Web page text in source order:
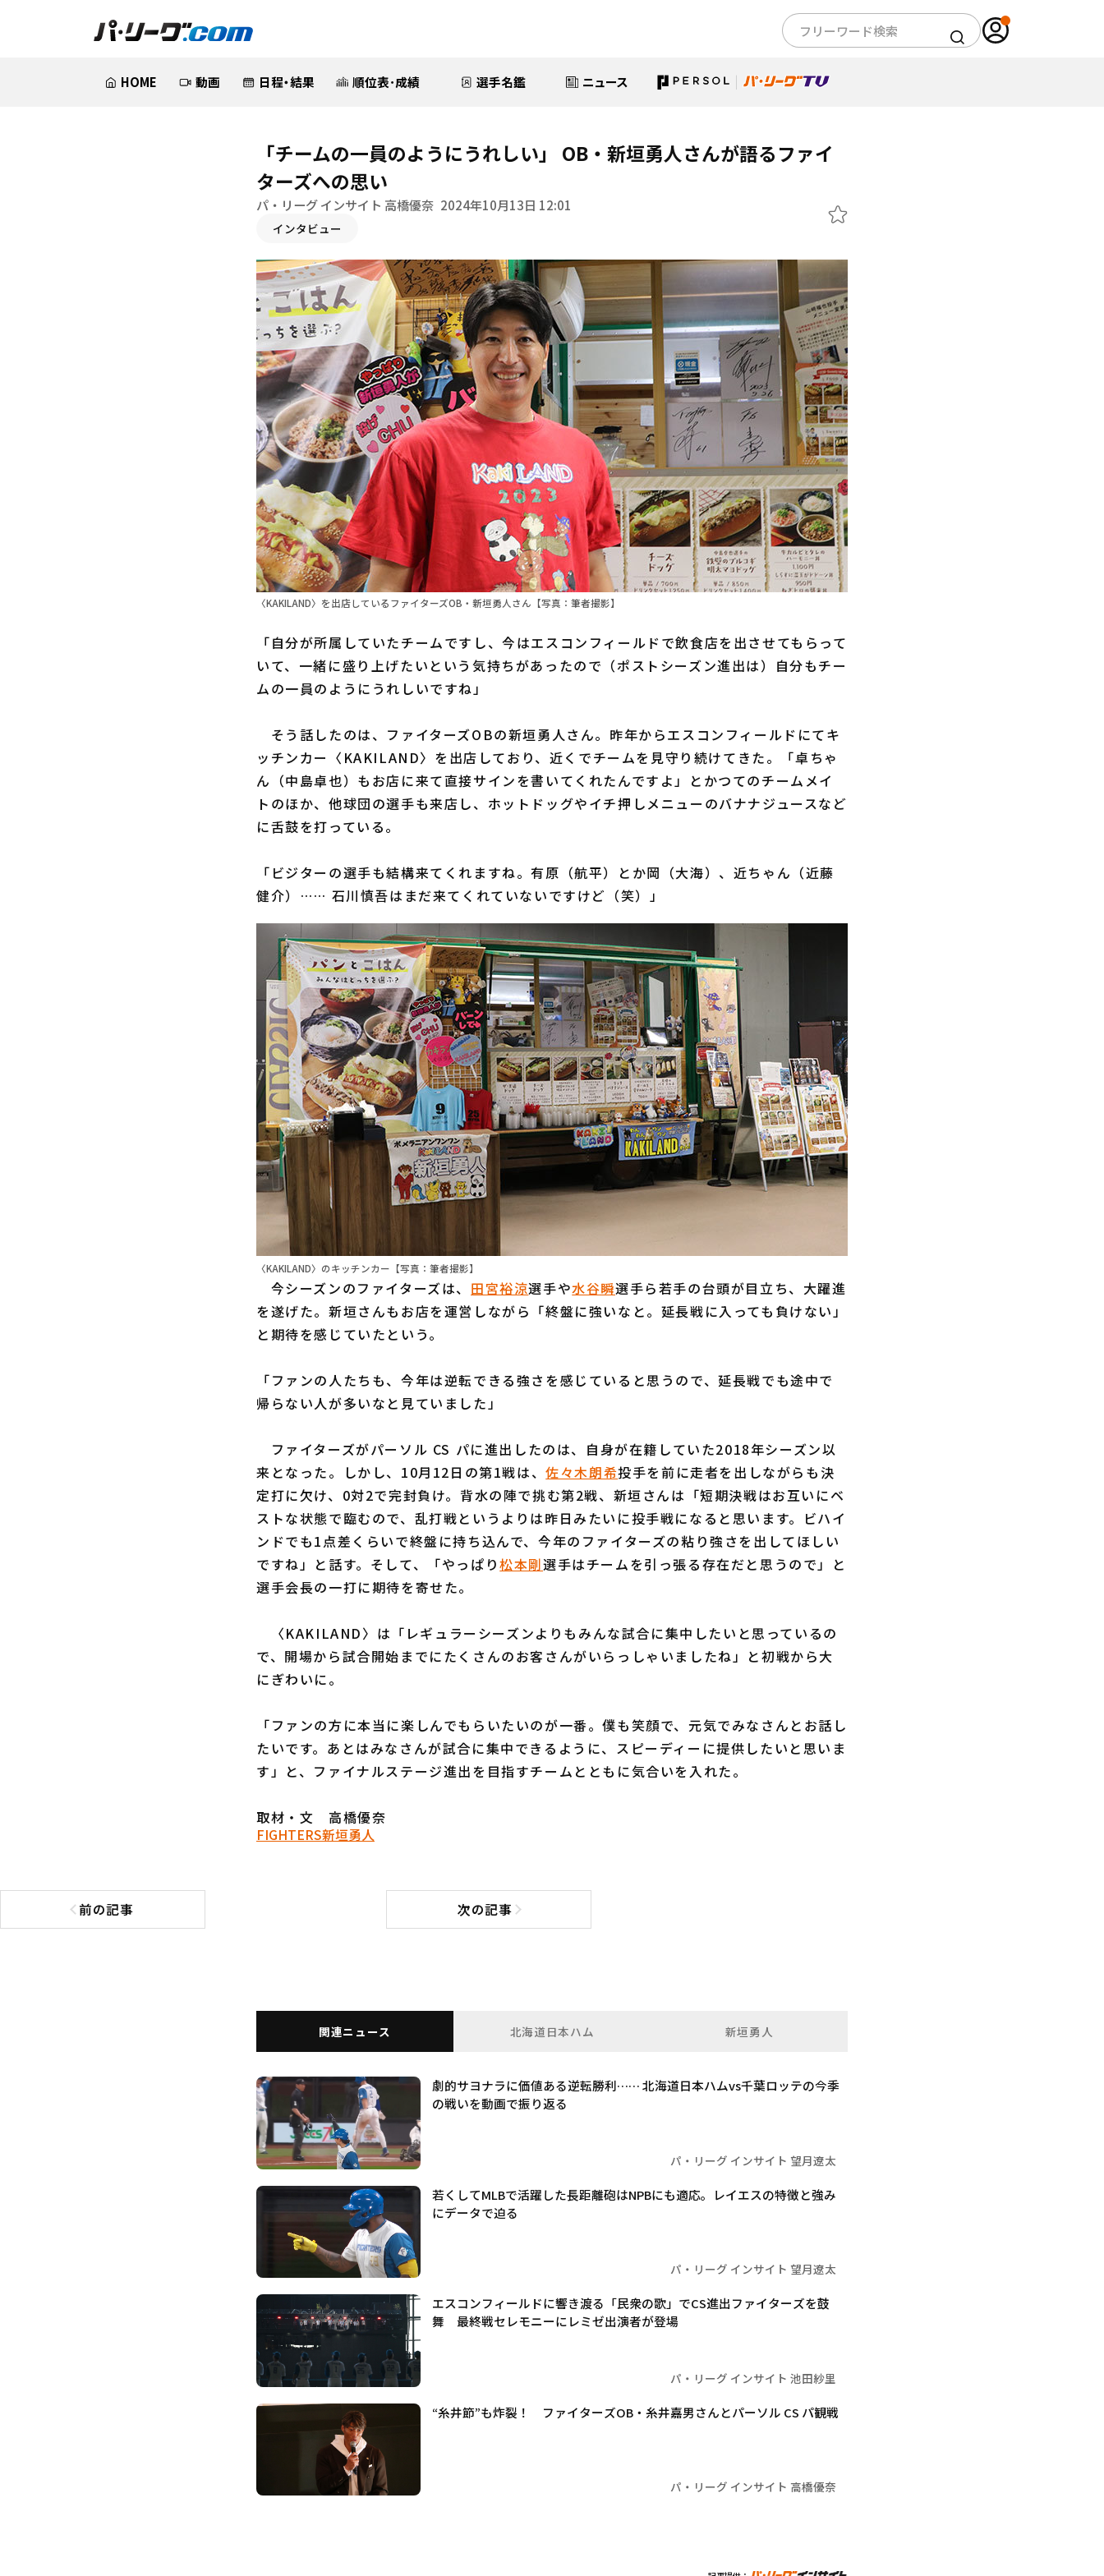
HOME 動画 日程・結果 順位表･成績 選手名鑑 ニュース
「チームの一員のようにうれしい」 OB・新垣勇人さんが語るファイ
ターズへの思い
パ・リーグ インサイト 高橋優奈 2024年10月13日 12:01
インタビュー
〈KAKILAND〉を出店しているファイターズOB・新垣勇人さん【写真：筆者撮影】
「自分が所属していたチームですし、今はエスコンフィールドで飲食店を出させてもらって
いて、一緒に盛り上げたいという気持ちがあったので（ポストシーズン進出は）自分もチー
ムの一員のようにうれしいですね」
そう話したのは、ファイターズOBの新垣勇人さん。昨年からエスコンフィールドにてキ
ッチンカー〈KAKILAND〉を出店しており、近くでチームを見守り続けてきた。「卓ちゃ
ん（中島卓也）もお店に来て直接サインを書いてくれたんですよ」とかつてのチームメイ
トのほか、他球団の選手も来店し、ホットドッグやイチ押しメニューのバナナジュースなど
に舌鼓を打っている。
「ビジターの選手も結構来てくれますね。有原（航平）とか岡（大海）、近ちゃん（近藤
健介）…… 石川慎吾はまだ来てくれていないですけど（笑）」
〈KAKILAND〉のキッチンカー【写真：筆者撮影】
今シーズンのファイターズは、 田宮裕涼選手や水谷瞬選手ら若手の台頭が目立ち、大躍進
を遂げた。新垣さんもお店を運営しながら「終盤に強いなと。延長戦に入っても負けない」
と期待を感じていたという。
「ファンの人たちも、今年は逆転できる強さを感じていると思うので、延長戦でも途中で
帰らない人が多いなと見ていました」
ファイターズがパーソル CS パに進出したのは、自身が在籍していた2018年シーズン以
来となった。しかし、10月12日の第1戦は、佐々木朗希投手を前に走者を出しながらも決
定打に欠け、0対2で完封負け。背水の陣で挑む第2戦、新垣さんは「短期決戦はお互いにベ
ストな状態で臨むので、乱打戦というよりは昨日みたいに投手戦になると思います。ビハイ
ンドでも1点差くらいで終盤に持ち込んで、今年のファイターズの粘り強さを出してほしい
ですね」と話す。そして、「やっぱり松本剛選手はチームを引っ張る存在だと思うので」と
選手会長の一打に期待を寄せた。
〈KAKILAND〉は「レギュラーシーズンよりもみんな試合に集中したいと思っているの
で、開場から試合開始までにたくさんのお客さんがいらっしゃいましたね」と初戦から大
にぎわいに。
「ファンの方に本当に楽しんでもらいたいのが一番。僕も笑顔で、元気でみなさんとお話し
たいです。あとはみなさんが試合に集中できるように、スピーディーに提供したいと思いま
す」と、ファイナルステージ進出を目指すチームとともに気合いを入れた。
取材・文 高橋優奈
FIGHTERS新垣勇人
前の記事
前の記事へ 次の記事次の記事へ
関連ニュース 北海道日本ハム 新垣勇人
劇的サヨナラに価値ある逆転勝利…… 北海道日本ハムvs千葉ロッテの今季
の戦いを動画で振り返る
パ・リーグ インサイト 望月遼太
若くしてMLBで活躍した長距離砲はNPBにも適応。レイエスの特徴と強み
にデータで迫る
パ・リーグ インサイト 望月遼太
エスコンフィールドに響き渡る「民衆の歌」でCS進出ファイターズを鼓
舞 最終戦セレモニーにレミゼ出演者が登場
パ・リーグ インサイト 池田紗里
“糸井節”も炸裂！ ファイターズOB・糸井嘉男さんとパーソル CS パ観戦
パ・リーグ インサイト 高橋優奈